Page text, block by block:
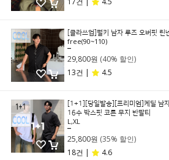
[클라쓰업]펄키 남자 루즈 오버핏 린
free(90~110)
29,800원 (40% 할인)
13건 |
4.5
[1+1][당일발송][프리미엄]케딜 남
16수 박스핏 코튼 무지 반팔티
L,XL
25,800원 (35% 할인)
18건 |
4.6